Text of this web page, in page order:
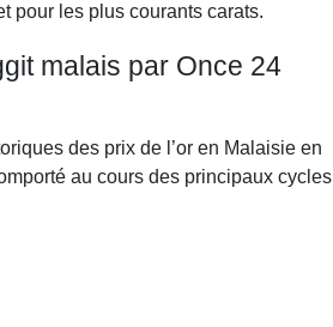
pour les plus courants carats.
malais par Once 24
des prix de l’or en Malaisie en
au cours des principaux cycles